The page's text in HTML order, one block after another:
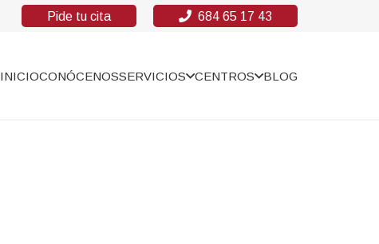
Pide tu cita 684 65 17 43
INICIOCONÓCENOSSERVICIOS CENTROS BLOG